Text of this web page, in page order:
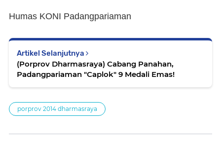
Humas KONI Padangpariaman
Artikel Selanjutnya
(Porprov Dharmasraya) Cabang Panahan,
Padangpariaman "Caplok" 9 Medali Emas!
porprov 2014 dharmasraya